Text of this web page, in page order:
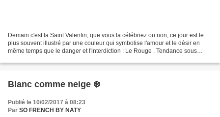
Demain c'est la Saint Valentin, que vous la célébriez ou non, ce jour est le
plus souvent illustré par une couleur qui symbolise l'amour et le désir en
même temps que le danger et l'interdiction : Le Rouge . Tendance sous
Blanc comme neige ❄️
Publié le 10/02/2017 à 08:23
Par SO FRENCH BY NATY